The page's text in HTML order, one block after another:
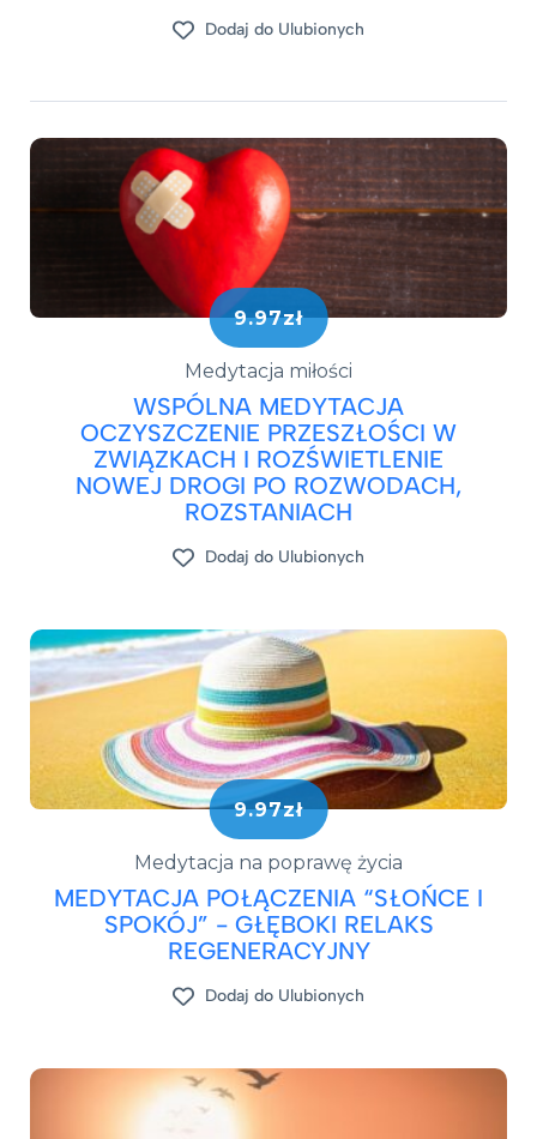
Dodaj do Ulubionych
9.97zł
Medytacja miłości
WSPÓLNA MEDYTACJA
OCZYSZCZENIE PRZESZŁOŚCI W
ZWIĄZKACH I ROZŚWIETLENIE
NOWEJ DROGI PO ROZWODACH,
ROZSTANIACH
Dodaj do Ulubionych
9.97zł
Medytacja na poprawę życia
MEDYTACJA POŁĄCZENIA “SŁOŃCE I
SPOKÓJ” - GŁĘBOKI RELAKS
REGENERACYJNY
Dodaj do Ulubionych